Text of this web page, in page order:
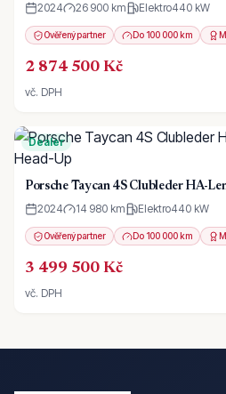
2024 26 900 km Elektro440 kW
Ověřený partner Do 100 000 km
2 874 500 Kč
vč. DPH
Dealer
Porsche Taycan 4S Clubleder HA-
2024 14 980 km Elektro440 kW
Ověřený partner Do 100 000 km
3 499 500 Kč
vč. DPH